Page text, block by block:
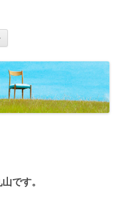
、こだわりの家
店
テ
ン
ツ
へ
移
です。